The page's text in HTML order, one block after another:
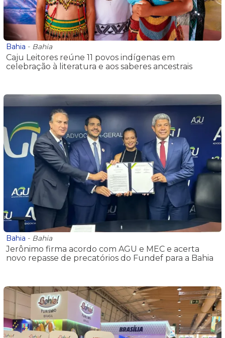
Bahia - Bahia
Caju Leitores reúne 11 povos indígenas em
celebração à literatura e aos saberes ancestrais
Bahia - Bahia
Jerônimo firma acordo com AGU e MEC e acerta
novo repasse de precatórios do Fundef para a Bahia